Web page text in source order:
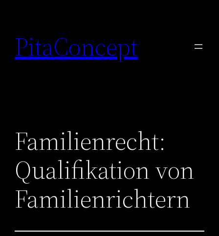
springen
PitaConcept
Familienrecht:
Qualifikation von
Familienrichtern